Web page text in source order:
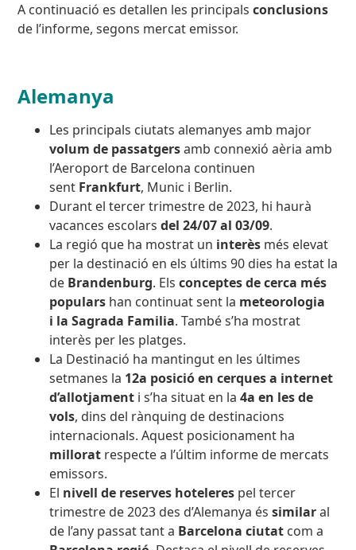
A continuació es detallen les principalsconclusions
de l’informe, segons mercat emissor.
Alemanya
Les principals ciutats alemanyes amb major
volum de passatgersamb connexió aèria amb
l’Aeroport de Barcelona continuen
sent Frankfurt, Munic i Berlin.
Durant el tercer trimestre de 2023, hi haurà
vacances escolarsdel 24/07 al 03/09.
La regió que ha mostrat un interès més elevat
per la destinació en els últims 90 dies ha estat la
de Brandenburg. Els conceptes de cerca més
populars han continuat sent la meteorologia
i la Sagrada Familia. També s’ha mostrat
interès per les platges.
La Destinació ha mantingut en les últimes
setmanes la 12a posició en cerques a internet
d’allotjament i s’ha situat en la 4a en les de
vols, dins del rànquing de destinacions
internacionals. Aquest posicionament ha
millorat respecte a l’últim informe de mercats
emissors.
El nivell de reserves hoteleres pel tercer
trimestre de 2023 des d’Alemanya éssimilaral
de l’any passat tant a Barcelona ciutat com a